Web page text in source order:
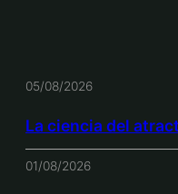
05/08/2026
La ciencia del
01/08/2026